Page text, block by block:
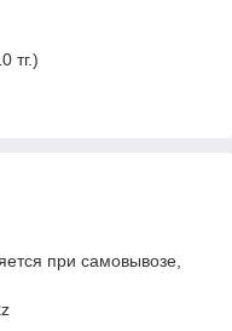
тг.)
при самовывозе,